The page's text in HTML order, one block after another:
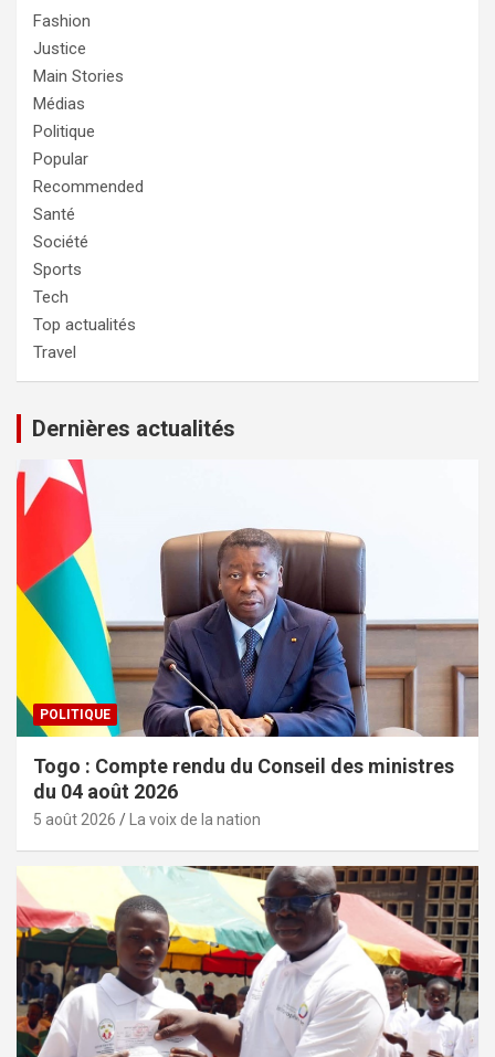
Fashion
Justice
Main Stories
Médias
Politique
Popular
Recommended
Santé
Société
Sports
Tech
Top actualités
Travel
Dernières actualités
POLITIQUE
Togo : Compte rendu du Conseil des ministres
du 04 août 2026
5 août 2026 La voix de la nation